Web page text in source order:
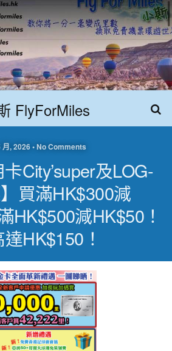
FlyForMiles
月, 2026 • No Comments
卡city’super及LOG-
買滿HK$300減
HK$500減HK$50！
HK$150！